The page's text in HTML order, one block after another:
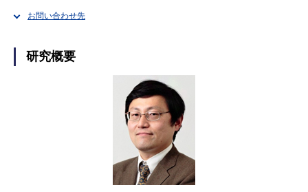
お問い合わせ先
研究概要